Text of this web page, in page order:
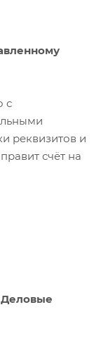
с
реквизитов и
счёт на